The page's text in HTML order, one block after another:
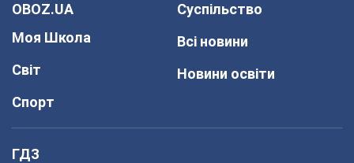
OBOZ.UA
Моя Школа
Світ
Спорт
Суспільство
Всі новини
Новини освіти
ГДЗ